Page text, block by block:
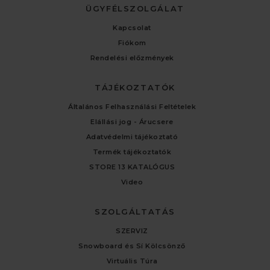
ÜGYFÉLSZOLGÁLAT
Kapcsolat
Fiókom
Rendelési előzmények
TÁJÉKOZTATÓK
Általános Felhasználási Feltételek
Elállási jog - Árucsere
Adatvédelmi tájékoztató
Termék tájékoztatók
STORE 13 KATALÓGUS
Video
SZOLGÁLTATÁS
SZERVIZ
Snowboard és Sí Kölcsönző
Virtuális Túra